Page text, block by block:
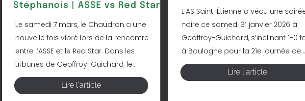
Stéphanois | ASSE vs Red Star
Le samedi 7 mars, le Chaudron a une
nouvelle fois vibré lors de la rencontre
entre l’ASSE et le Red Star. Dans les
tribunes de Geoffroy-Guichard, le...
Lire l'article
L’AS Saint-Étienne a vécu une
noire ce samedi 31 janvier 2026 à
Geoffroy-Guichard, s’inclinant 1-0
à Boulogne pour la 21e journée de...
Lire l'article